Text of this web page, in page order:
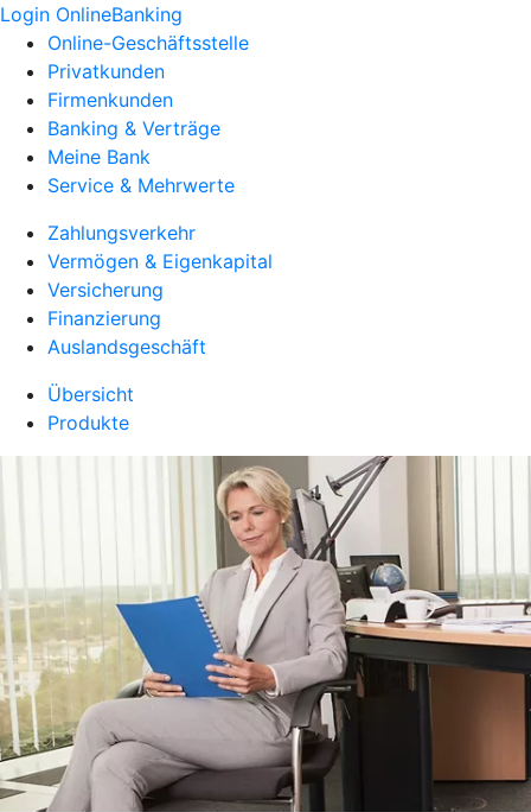
Login OnlineBanking
Online-Geschäftsstelle
Privatkunden
Firmenkunden
Banking & Verträge
Meine Bank
Service & Mehrwerte
Zahlungsverkehr
Vermögen & Eigenkapital
Versicherung
Finanzierung
Auslandsgeschäft
Übersicht
Produkte